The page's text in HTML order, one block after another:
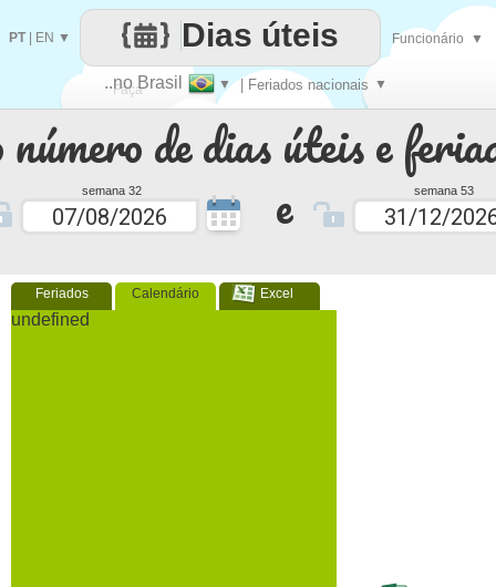
de dias úteis e
semana 32 e semana 53
Feriados Calendário Excel
undefined
Faça
cada
..no Brasil ▼ | Feriados nacionais ▼
Dias úteis
PT| EN ▼ Funcionário ▼